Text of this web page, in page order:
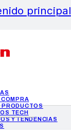
principal
PRODUCTOS
TECH
Y TENDENCIAS